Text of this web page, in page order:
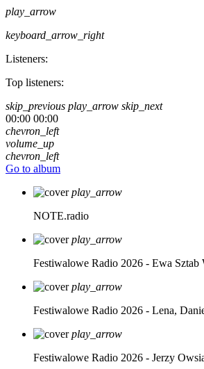
play_arrow
keyboard_arrow_right
Listeners:
Top listeners:
skip_previous play_arrow skip_next
00:00 00:00
chevron_left
volume_up
chevron_left
Go to album
play_arrow
NOTE.radio
play_arrow
Festiwalowe Radio 2026 - Ewa Sztab
play_arrow
Festiwalowe Radio 2026 - Lena,
play_arrow
Festiwalowe Radio 2026 - Jerzy